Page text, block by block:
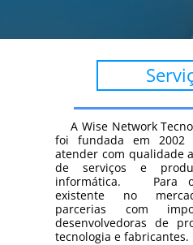
A Wise Network
foi fundada em
atender com qualidade
de serviços e
informática. Para
existente no
parcerias com
desenvolvedoras de
tecnologia e fabricantes.